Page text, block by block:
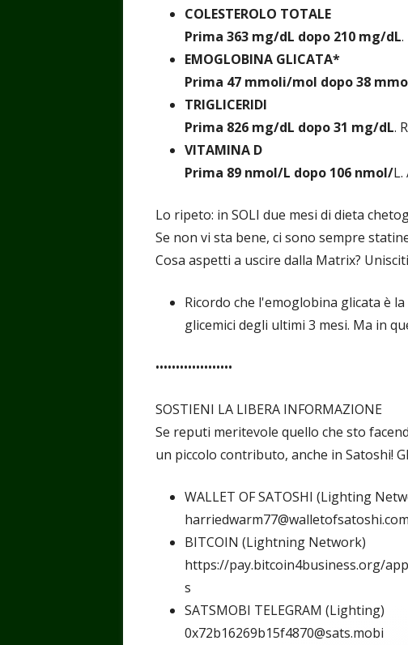
COLESTEROLO TOTALE
Prima 363 mg/dL dopo 210 mg/dL.
EMOGLOBINA GLICATA*
Prima 47 mmoli/mol dopo 38
TRIGLICERIDI
Prima 826 mg/dL dopo 31 mg/dL.
VITAMINA D
Prima 89 nmol/L dopo 106 nmol/L.
Lo ripeto: in SOLI due mesi di dieta
Se non vi sta bene, ci sono sempre
Cosa aspetti a uscire dalla Matrix?
Ricordo che l'emoglobina glicata è
glicemici degli ultimi 3 mesi. Ma in
•••••••••••••••••••
SOSTIENI LA LIBERA INFORMAZIONE
Se reputi meritevole quello che sto
un piccolo contributo, anche in Satoshi!
WALLET OF SATOSHI (Lighting
harriedwarm77@walletofsatoshi.com
BITCOIN (Lightning Network)
https://pay.bitcoin4business.org/
s
SATSMOBI TELEGRAM (Lighting)
0x72b16269b15f4870@sats.mobi